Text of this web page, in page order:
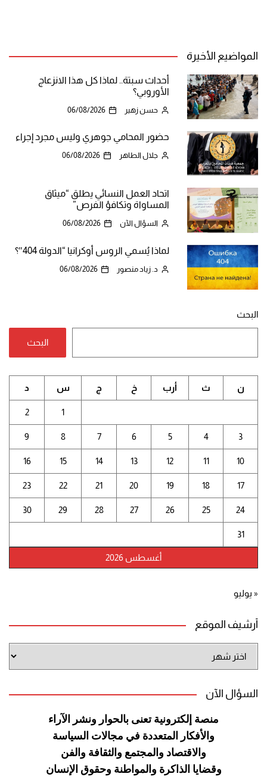
المواضيع الأخيرة
أحداث سبتة.. لماذا كل هذا الانزعاج
الأوروبي؟
حسن زهير 06/08/2026
حضور المحامي جوهري وليس مجرد إجراء
جلال الطاهر 06/08/2026
اتحاد العمل النسائي يطلق “ميثاق
المساواة وتكافؤ الفرص”
السؤال الآن 06/08/2026
لماذا يُسمي الروس أوكرانيا “الدولة 404″؟
د. زياد منصور 06/08/2026
البحث
البحث
أغسطس 2026
ن ث أرب خ ج س د
1
2
3
4
5
6
7
8
9
10
11
12
13
14
15
16
17
18
19
20
21
22
23
24
25
26
27
28
29
30
31
« يوليو
أرشيف الموقع
الموقع
السؤال الآن
منصة إلكترونية تعنى بالحوار ونشر الآراء
والأفكار المتعددة في مجالات السياسة
والاقتصاد والمجتمع والثقافة والفن
وقضايا الذاكرة والمواطنة وحقوق الإنسان